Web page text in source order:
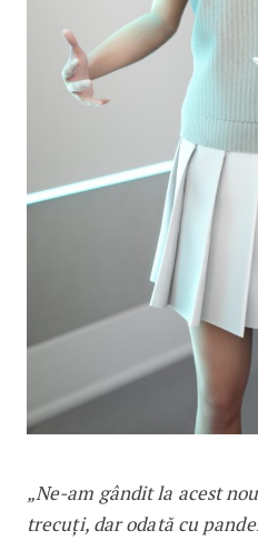
„Ne-am gândit la acest
trecuți, dar odată cu